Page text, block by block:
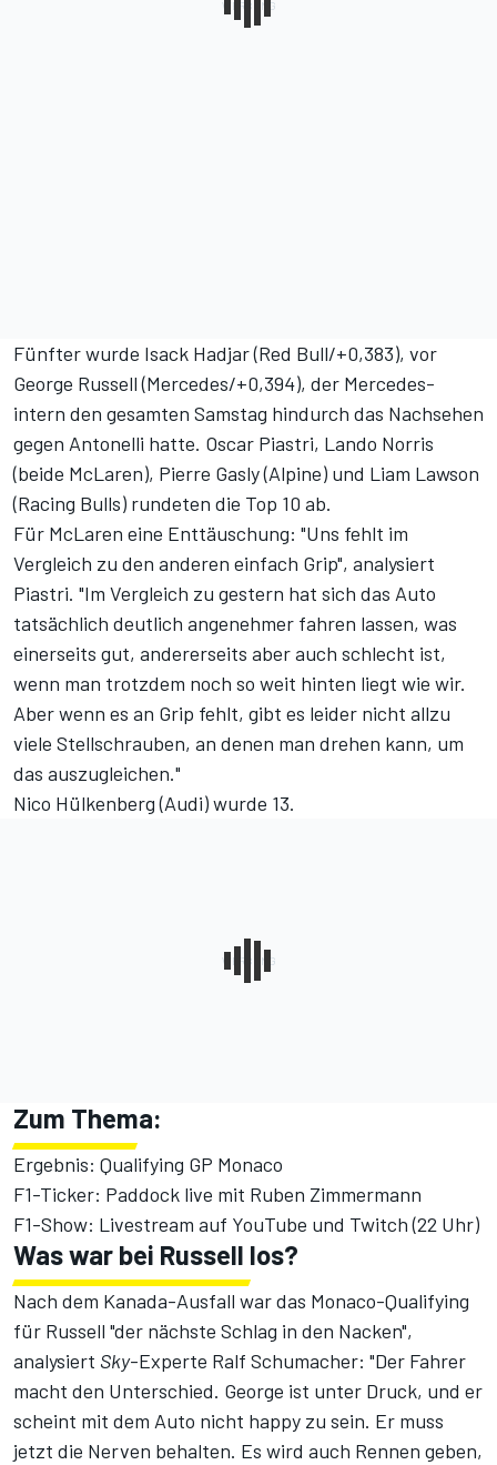
Fünfter wurde Isack Hadjar (Red Bull/+0,383), vor
George Russell (Mercedes/+0,394), der Mercedes-
intern den gesamten Samstag hindurch das Nachsehen
gegen Antonelli hatte. Oscar Piastri, Lando Norris
(beide McLaren), Pierre Gasly (Alpine) und Liam Lawson
(Racing Bulls) rundeten die Top 10 ab.
Für McLaren eine Enttäuschung: "Uns fehlt im
Vergleich zu den anderen einfach Grip", analysiert
Piastri. "Im Vergleich zu gestern hat sich das Auto
tatsächlich deutlich angenehmer fahren lassen, was
einerseits gut, andererseits aber auch schlecht ist,
wenn man trotzdem noch so weit hinten liegt wie wir.
Aber wenn es an Grip fehlt, gibt es leider nicht allzu
viele Stellschrauben, an denen man drehen kann, um
das auszugleichen."
Nico Hülkenberg (Audi) wurde 13.
Zum Thema:
Ergebnis: Qualifying GP Monaco
F1-Ticker: Paddock live mit Ruben Zimmermann
F1-Show: Livestream auf YouTube und Twitch(22 Uhr)
Was war bei Russell los?
Nach dem Kanada-Ausfall war das Monaco-Qualifying
für Russell "der nächste Schlag in den Nacken",
analysiert Sky-Experte Ralf Schumacher: "Der Fahrer
macht den Unterschied. George ist unter Druck, und er
scheint mit dem Auto nicht happy zu sein. Er muss
jetzt die Nerven behalten. Es wird auch Rennen geben,